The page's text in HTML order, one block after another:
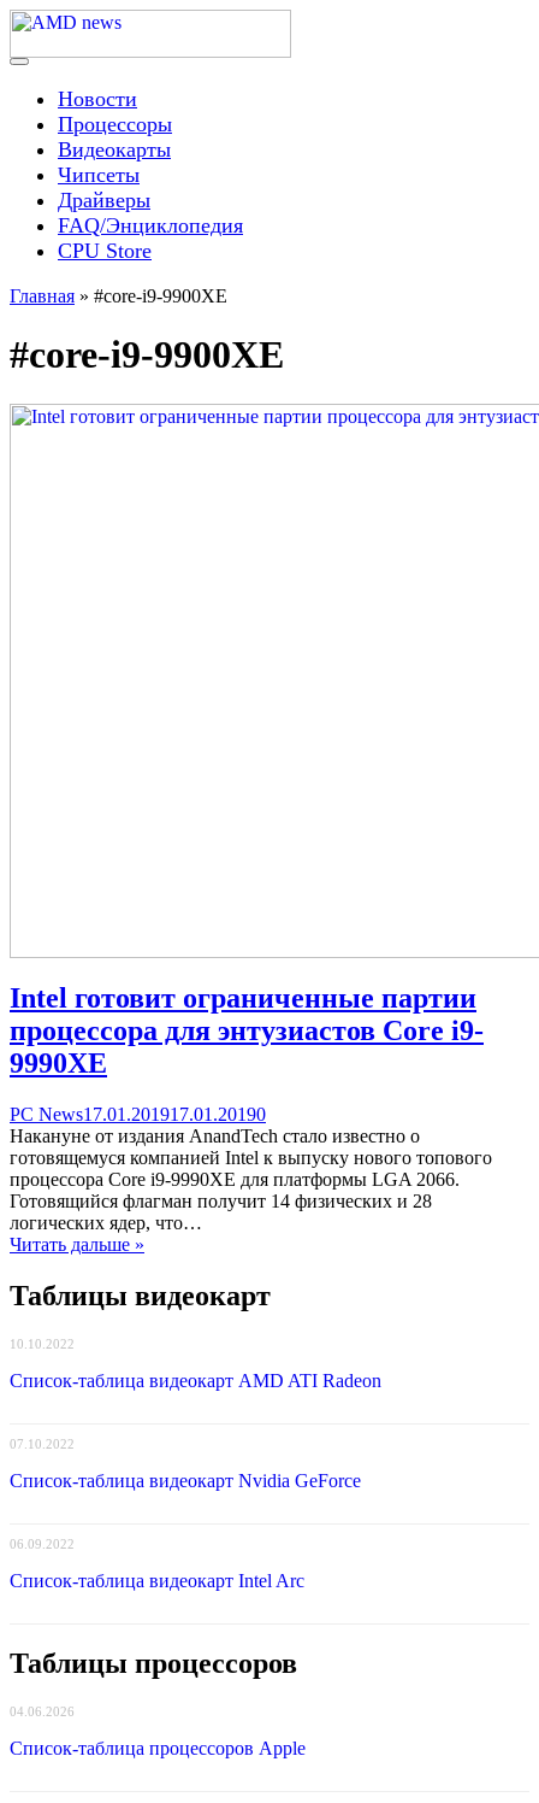
Skip
content
AMD news
Menu
Новости
Процессоры
Видеокарты
Чипсеты
Драйверы
FAQ/Энциклопедия
CPU Store
Главная » #core-i9-9900XE
#core-i9-9900XE
Intel готовит ограниченные партии
процессора для энтузиастов Core i9-
9990XE
Categories
PC NewsPosted
on
17.01.201917.01.20190comments
on
Intel
готовит
ограниченные
Core
Накануне от издания AnandTech стало известно о
готовящемуся компанией Intel к выпуску нового топового
процессора Core i9-9990XE для платформы LGA 2066.
Готовящийся флагман получит 14 физических и 28
логических ядер, что…
Читать дальше »
Таблицы видеокарт
10.10.2022
Список-таблица видеокарт AMD ATI Radeon
07.10.2022
Список-таблица видеокарт Nvidia GeForce
06.09.2022
Список-таблица видеокарт Intel Arc
Таблицы процессоров
04.06.2026
Список-таблица процессоров Apple